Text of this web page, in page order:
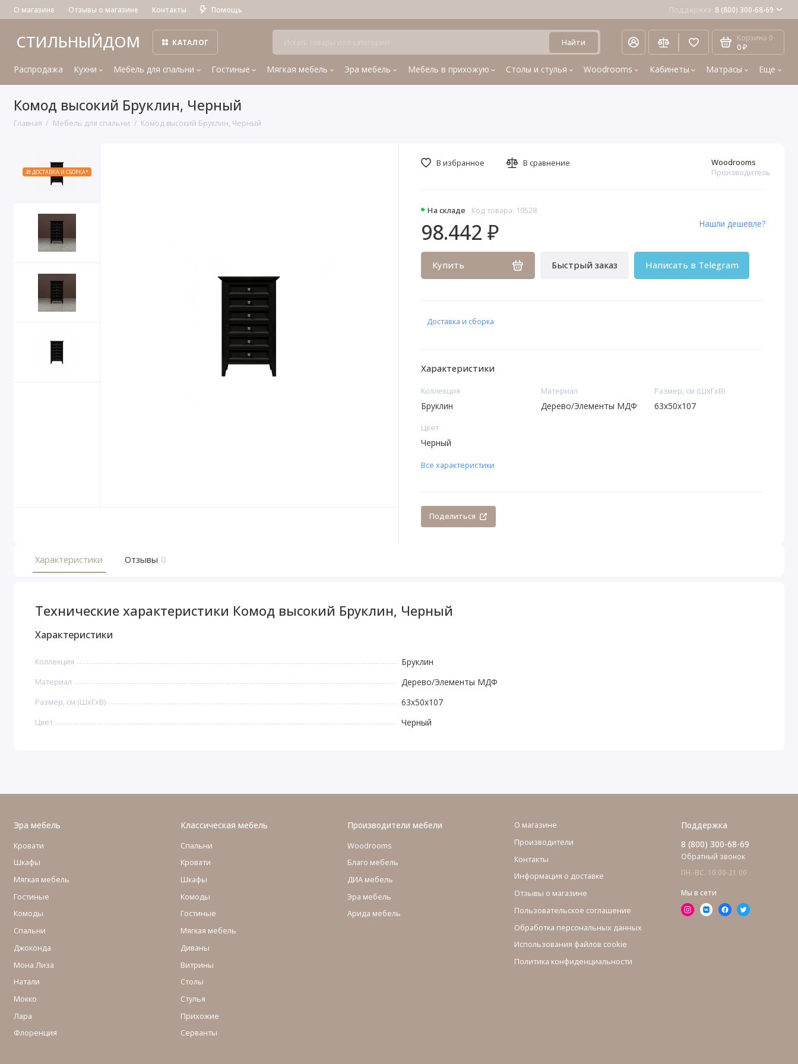
О магазине Отзывы о магазине Контакты Помощь Поддержка 8 (800) 300-68-69
СТИЛЬНЫЙДОМ КАТАЛОГ Найти Корзина 0
0 ₽
Распродажа Кухни Мебель для спальни Гостиные Мягкая мебель Эра мебель Мебель в прихожую Столы и стулья Woodrooms Кабинеты Матрасы Еще
Комод высокий Бруклин, Черный
Главная Мебель для спальни Комод высокий Бруклин, Черный
🎁 ДОСТАВКА И СБОРКА*
На складе Код товара: 10528
Woodrooms
Производитель
98.442 ₽
Купить Быстрый заказ Написать в Telegram
Нашли дешевле?
В избранное В сравнение
Доставка и сборка
Характеристики
Коллекция
Бруклин
Материал
Дерево/Элементы МДФ
Размер, см (ШхГхВ)
63х50х107
Цвет
Черный
Все характеристики
Поделиться
Характеристики Отзывы 0
Технические характеристики Комод высокий Бруклин, Черный
Характеристики
Коллекция Бруклин
Материал Дерево/Элементы МДФ
Размер, см (ШхГхВ) 63х50х107
Цвет Черный
Эра мебель
Кровати
Шкафы
Мягкая мебель
Гостиные
Комоды
Cпальни
Джоконда
Мона Лиза
Натали
Мокко
Лара
Флоренция
Классическая мебель
Спальни
Кровати
Шкафы
Комоды
Гостиные
Мягкая мебель
Диваны
Витрины
Столы
Стулья
Прихожие
Серванты
Производители мебели
Woodrooms
Благо мебель
ДИА мебель
Эра мебель
Арида мебель
О магазине
Производители
Контакты
Информация о доставке
Отзывы о магазине
Пользовательское соглашение
Обработка персональных данных
Использования файлов cookie
Политика конфиденциальности
Поддержка
8 (800) 300-68-69
Обратный звонок
ПН.-ВС. 10:00-21:00
Мы в сети